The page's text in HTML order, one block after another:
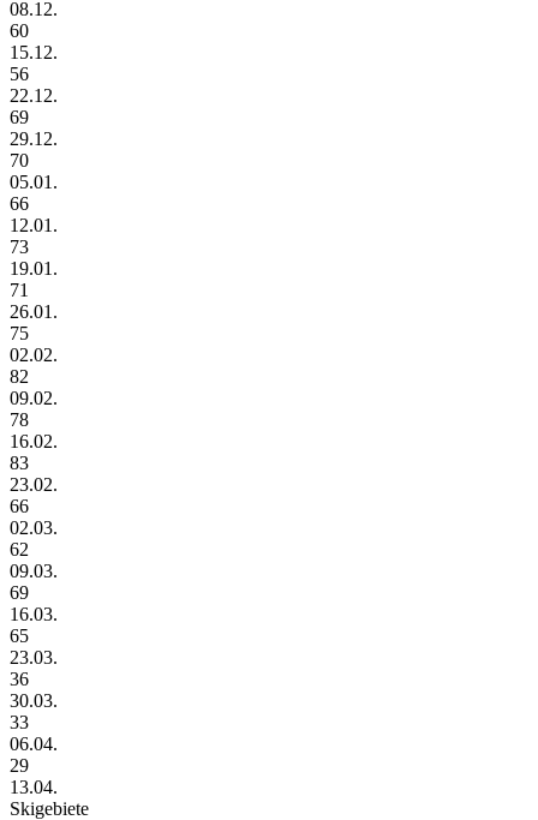
08.12.
60
15.12.
56
22.12.
69
29.12.
70
05.01.
66
12.01.
73
19.01.
71
26.01.
75
02.02.
82
09.02.
78
16.02.
83
23.02.
66
02.03.
62
09.03.
69
16.03.
65
23.03.
36
30.03.
33
06.04.
29
13.04.
Skigebiete